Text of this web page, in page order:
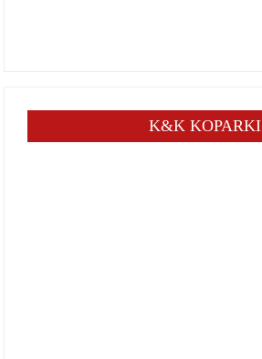
K&K KOPARKI